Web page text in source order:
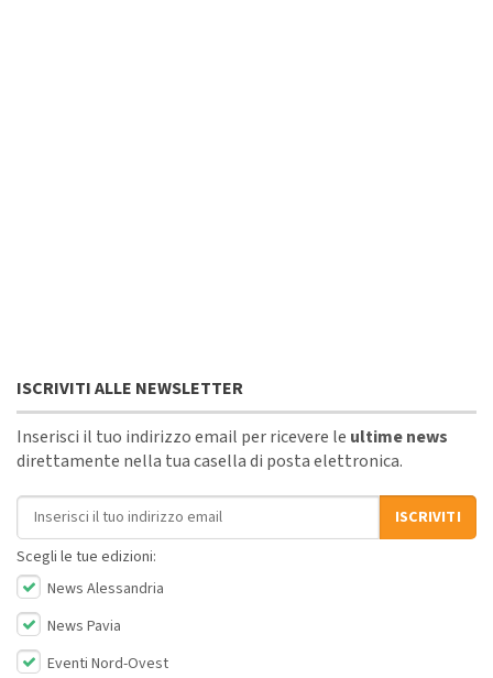
ISCRIVITI ALLE NEWSLETTER
Inserisci il tuo indirizzo email per ricevere le ultime news
direttamente nella tua casella di posta elettronica.
Indirizzo email
ISCRIVITI
Scegli le tue edizioni:
News Alessandria
News Pavia
Eventi Nord-Ovest